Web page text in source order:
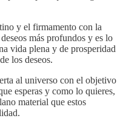
y el firmamento con la
más profundos y es lo
vida plena y de prosperidad
los deseos.
al universo con el objetivo
esperas y como lo quieres,
material que estos